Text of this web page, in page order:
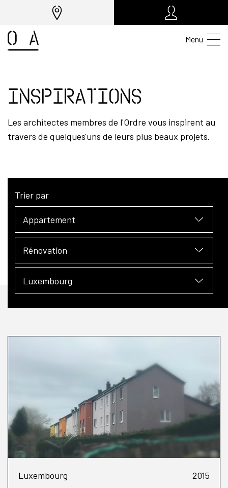
Menu
Inspirations
Les architectes membres de l'Ordre vous inspirent au
travers de quelques'uns de leurs plus beaux projets.
Trier par
Appartement
Rénovation
Luxembourg
Luxembourg 2015